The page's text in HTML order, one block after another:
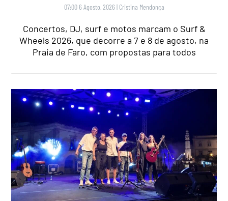
07:00 6 Agosto, 2026 | Cristina Mendonça
Concertos, DJ, surf e motos marcam o Surf &
Wheels 2026, que decorre a 7 e 8 de agosto, na
Praia de Faro, com propostas para todos